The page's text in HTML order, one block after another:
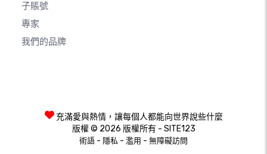
子賬號
專家
我們的品牌
充滿愛與熱情，讓每個人都能向世界說些什麼
版權 © 2026 版權所有 - SITE123
術語 - 隱私 - 濫用 - 無障礙訪問